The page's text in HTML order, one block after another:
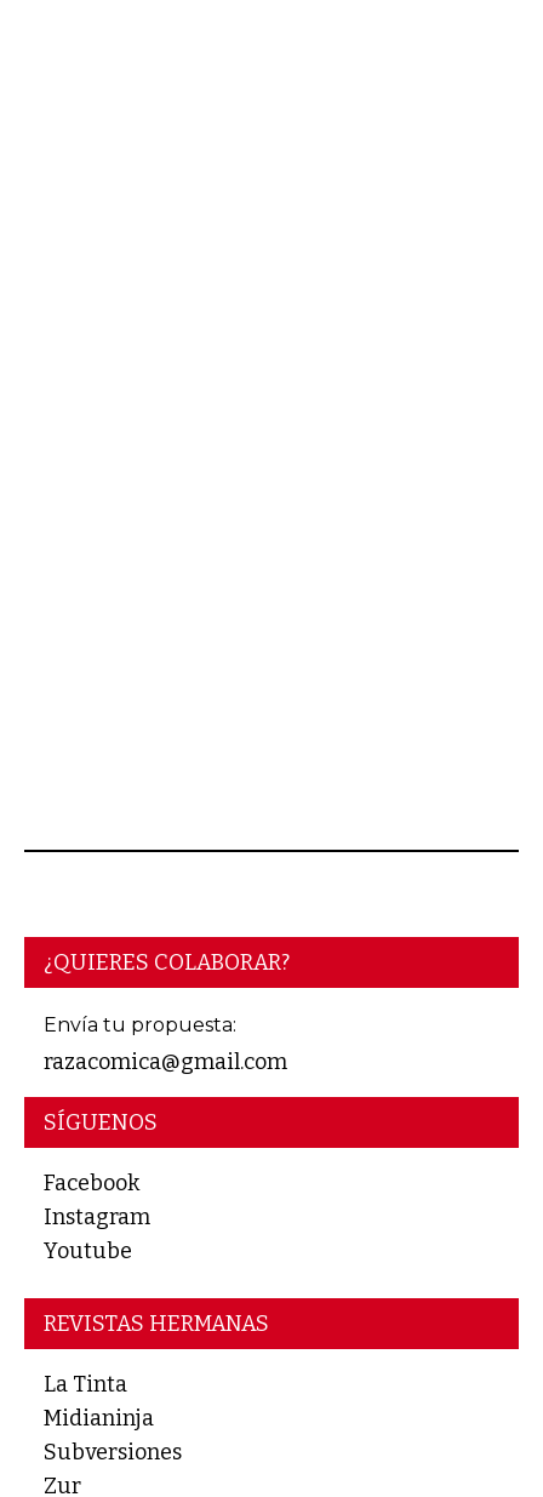
¿QUIERES COLABORAR?
Envía tu propuesta:
razacomica@gmail.com
SÍGUENOS
Facebook
Instagram
Youtube
REVISTAS HERMANAS
La Tinta
Midianinja
Subversiones
Zur